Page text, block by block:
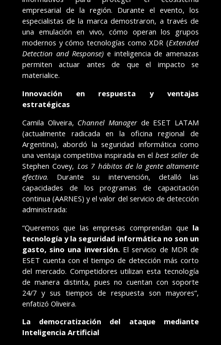
empresarial de la región. Durante el evento, los
especialistas de la marca demostraron, a través de
una emulación en vivo, cómo operan los grupos
modernos y cómo tecnologías como XDR (Extended
Detection and Response) e inteligencia de amenazas
permiten actuar antes de que el impacto se
materialice.
Innovación en respuesta y ventajas
estratégicas
Camila Oliveira, Channel Managerde ESET LATAM
(actualmente radicada en la oficina regional de
Argentina), abordó la seguridad informática como
una ventaja competitiva inspirada en elbest sellerde
Stephen Covey, Los 7 hábitos de la gente altamente
efectiva. Durante su intervención, detalló las
capacidades de los programas de capacitación
continua (AARNES) y el valor del servicio de detección
administrada:
“Queremos que las empresas comprendan que la
tecnología y la seguridad informática no son un
gasto, sino una inversión. El servicio de MDR de
ESET cuenta con el tiempo de detección más corto
del mercado. Competidores utilizan esta tecnología
de manera distinta, pues no cuentan con soporte
24/7 y sus tiempos de respuesta son mayores”,
enfatizó Oliveira.
La democratización del ataque mediante
Inteligencia Artificial